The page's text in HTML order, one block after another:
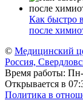
Как быстро
после
© Медицинский
Россия,
Время работы:
Открывается в
Политика в